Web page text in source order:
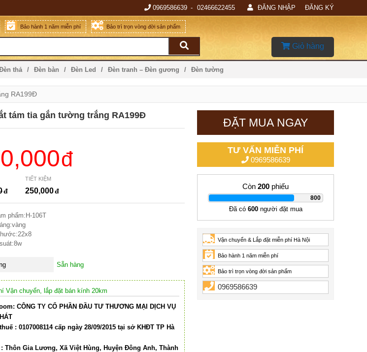
0969586639 02466622455 ĐĂNG NHẬP ĐĂNG KÝ
Bảo hành 1 năm miễn phí Bảo trì trọn vòng đời sản phẩm
Giỏ hàng
thả Đèn bàn Đèn Led Đèn tranh – Đèn gương Đèn tường
RA199Đ
tám tia gắn tường trắng RA199Đ
TIẾT KIỆM
250,000
phẩm:H-106T
Sẵn hàng
Vận chuyển, lắp đặt bán kính 20km
CÔNG TY CỔ PHẦN ĐẦU TƯ THƯƠNG MẠI DỊCH VỤ
: 0107008114 cấp ngày 28/09/2015 tại sở KHĐT TP Hà
Thôn Gia Lương, Xã Việt Hùng, Huyện Đông Anh, Thành
ĐẶT MUA NGAY
TƯ VẤN MIỄN PHÍ
0969586639
Còn200 phiếu
800
|
Đã có 600người đặt mua
Vận chuyển & Lắp đặt miễn phí Hà Nội
Bảo hành 1 năm miễn phí
Bảo trì trọn vòng đời sản phẩm
0969586639